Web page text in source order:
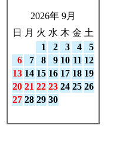
2026年 9月
日
月 火 水 木 金 土
1
2 3 4
5
6
7 8 9 10 11 12
13 14 15 16 17 18 19
20 21 22 23 24 25 26
27 28 29 30